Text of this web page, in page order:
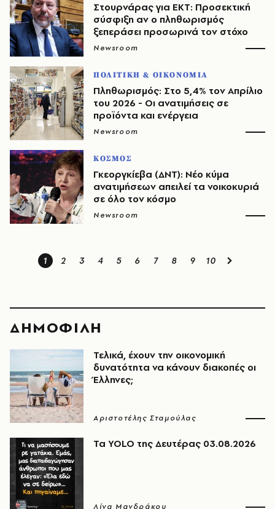
Στουρνάρας για ΕΚΤ: Προσεκτική
σύσφιξη αν ο πληθωρισμός
ξεπεράσει προσωρινά τον στόχο
Newsroom
ΠΟΛΙΤΙΚΗ & ΟΙΚΟΝΟΜΙΑ
Πληθωρισμός: Στο 5,4% τον Απρίλιο
του 2026 - Οι ανατιμήσεις σε
προϊόντα και ενέργεια
Newsroom
ΚΟΣΜΟΣ
Γκεοργκίεβα (ΔΝΤ): Νέο κύμα
ανατιμήσεων απειλεί τα νοικοκυριά
σε όλο τον κόσμο
Newsroom
1 2 3 4 5 6 7 8 9 10
ΔΗΜΟΦΙΛΗ
Τελικά, έχουν την οικονομική
δυνατότητα να κάνουν διακοπές οι
Έλληνες;
Αριστοτέλης Σταμούλας
Τα YOLO της Δευτέρας 03.08.2026
Λίνα Μανδράκου